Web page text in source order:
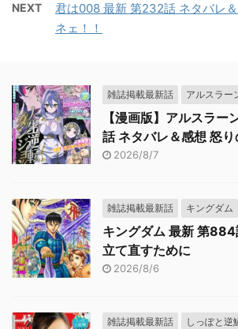
NEXT
君は008 最新 第232話 ネタバレ
ネェ！！
雑誌掲載最新話 アルスラー
【漫画版】アルスラー
話 ネタバレ＆感想 怒
2026/8/7
雑誌掲載最新話 キングダム
キングダム 最新 第
立て直すために
2026/8/6
雑誌掲載最新話 しっぽと逆